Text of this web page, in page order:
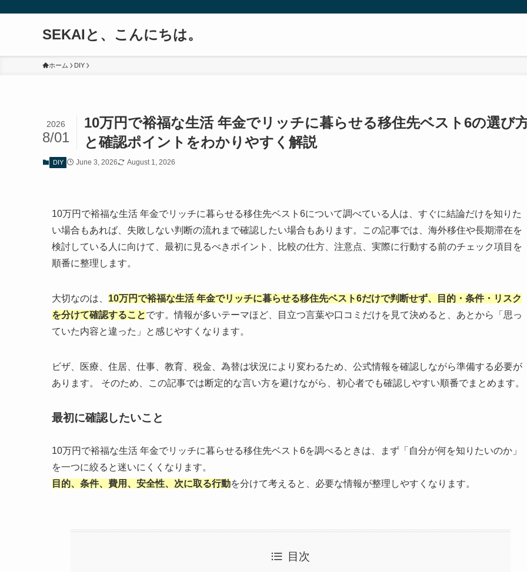
SEKAIと、こんにちは。
ホーム DIY
10万円で裕福な生活 年金でリッチに暮らせる移住先ベスト6の選び
と確認ポイントをわかりやすく解説
2026
8/01
DIY June 3, 2026 August 1, 2026
10万円で裕福な生活 年金でリッチに暮らせる移住先ベスト6について調べている人は、すぐに結論だけを知りた
い場合もあれば、失敗しない判断の流れまで確認したい場合もあります。この記事では、海外移住や長期滞在を
検討している人に向けて、最初に見るべきポイント、比較の仕方、注意点、実際に行動する前のチェック項目を
順番に整理します。
大切なのは、 10万円で裕福な生活 年金でリッチに暮らせる移住先ベスト6だけで判断せず、目的・条件・リスク
を分けて確認することです。情報が多いテーマほど、目立つ言葉や口コミだけを見て決めると、あとから「思っ
ていた内容と違った」と感じやすくなります。
ビザ、医療、住居、仕事、教育、税金、為替は状況により変わるため、公式情報を確認しながら準備する必要が
あります。 そのため、この記事では断定的な言い方を避けながら、初心者でも確認しやすい順番でまとめます。
最初に確認したいこと
10万円で裕福な生活 年金でリッチに暮らせる移住先ベスト6を調べるときは、まず「自分が何を知りたいのか」
を一つに絞ると迷いにくくなります。
目的、条件、費用、安全性、次に取る行動を分けて考えると、必要な情報が整理しやすくなります。
目次